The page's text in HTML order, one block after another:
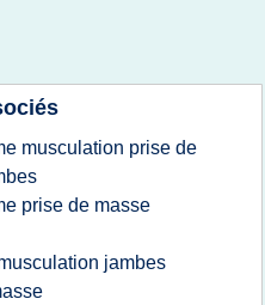
musculation prise de
prise de masse
jambes